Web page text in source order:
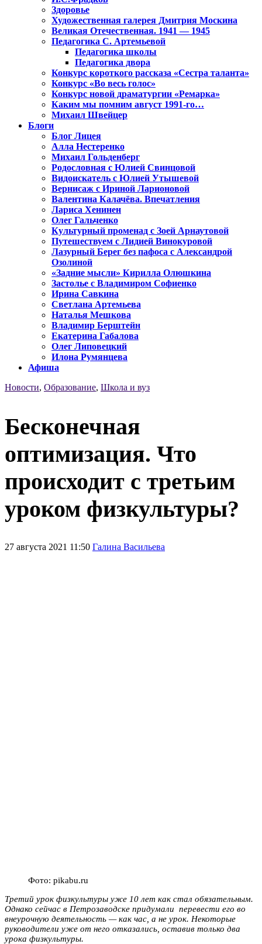
Здоровье
Художественная галерея Дмитрия Москина
Великая Отечественная. 1941 — 1945
Педагогика С. Артемьевой
Педагогика школы
Педагогика двора
Конкурс короткого рассказа «Сестра таланта»
Конкурс «Во весь голос»
Конкурс новой драматургии «Ремарка»
Каким мы помним август 1991-го…
Михаил Швейцер
Блоги
Блог Лицея
Алла Нестеренко
Михаил Гольденберг
Родословная с Юлией Свинцовой
Видоискатель с Юлией Утышевой
Вернисаж с Ириной Ларионовой
Валентина Калачёва. Впечатления
Лариса Хенинен
Олег Гальченко
Культурный променад с Зоей Арнаутовой
Путешествуем с Лидией Винокуровой
Лазурный Берег без пафоса с Александрой
Озолиной
«Задние мысли» Кирилла Олюшкина
Застолье с Владимиром Софиенко
Ирина Савкина
Светлана Артемьева
Наталья Мешкова
Владимир Берштейн
Екатерина Габалова
Олег Липовецкий
Илона Румянцева
Афиша
Новости, Образование, Школа и вуз
Бесконечная
оптимизация. Что
происходит с третьим
уроком физкультуры?
27 августа 2021 11:50 Галина Васильева
Фото: pikabu.ru
Третий урок физкультуры уже 10 лет как стал обязательным.
Однако сейчас в Петрозаводске придумали перевести его во
внеурочную деятельность — как час, а не урок. Некоторые
руководители уже от него отказались, оставив только два
урока физкультуры.